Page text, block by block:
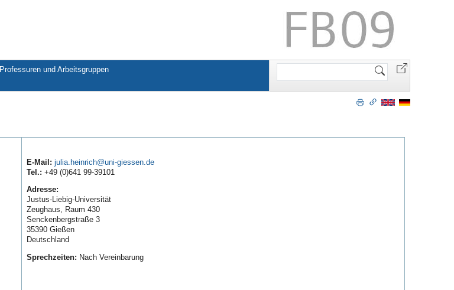
Professuren und Arbeitsgruppen
Website
E-Mail: julia.heinrich
Tel.: +49 (0)641 99-39101
Adresse:
Justus-Liebig-Universität
Zeughaus, Raum 430
Senckenbergstraße 3
35390 Gießen
Deutschland
Sprechzeiten: Nach Vereinbarung